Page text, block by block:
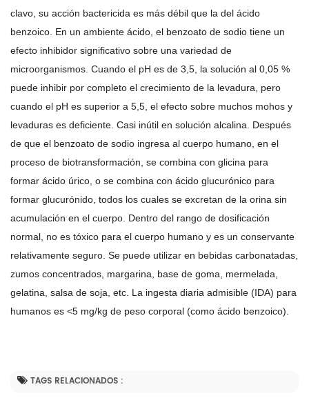
clavo, su acción bactericida es más débil que la del ácido
benzoico. En un ambiente ácido, el benzoato de sodio tiene un
efecto inhibidor significativo sobre una variedad de
microorganismos. Cuando el pH es de 3,5, la solución al 0,05 %
puede inhibir por completo el crecimiento de la levadura, pero
cuando el pH es superior a 5,5, el efecto sobre muchos mohos y
levaduras es deficiente. Casi inútil en solución alcalina. Después
de que el benzoato de sodio ingresa al cuerpo humano, en el
proceso de biotransformación, se combina con glicina para
formar ácido úrico, o se combina con ácido glucurónico para
formar glucurónido, todos los cuales se excretan de la orina sin
acumulación en el cuerpo. Dentro del rango de dosificación
normal, no es tóxico para el cuerpo humano y es un conservante
relativamente seguro. Se puede utilizar en bebidas carbonatadas,
zumos concentrados, margarina, base de goma, mermelada,
gelatina, salsa de soja, etc. La ingesta diaria admisible (IDA) para
humanos es <5 mg/kg de peso corporal (como ácido benzoico).
TAGS RELACIONADOS :